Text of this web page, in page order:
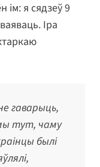
ім: я сядзеў 9
Іра
гаварыць,
тут, чаму
былі